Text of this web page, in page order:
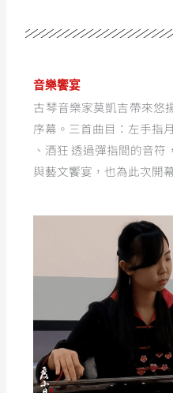
音樂饗宴
古琴音樂家莫凱吉帶來悠
序幕。三首曲目：左手指
、酒狂 透過彈指間的音
與藝文饗宴，也為此次開